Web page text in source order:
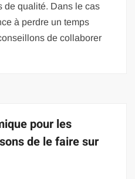
de qualité. Dans le cas
à perdre un temps
de collaborer
pour les
de le faire sur